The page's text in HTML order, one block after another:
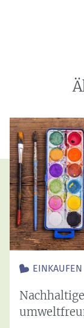
EINKAUFEN